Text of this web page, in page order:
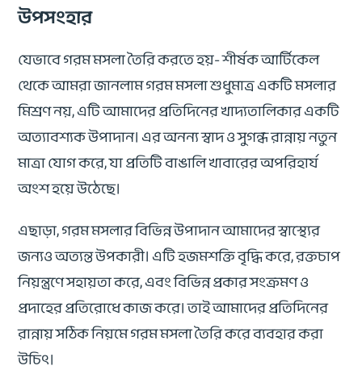
উপসংহার
যেভাবে গরম মসলা তৈরি করতে হয়- শীর্ষক আর্টিকেল
থেকে আমরা জানলাম গরম মসলা শুধুমাত্র একটি মসলার
মিশ্রণ নয়, এটি আমাদের প্রতিদিনের খাদ্যতালিকার একটি
অত্যাবশ্যক উপাদান। এর অনন্য স্বাদ ও সুগন্ধ রান্নায় নতুন
মাত্রা যোগ করে, যা প্রতিটি বাঙালি খাবারের অপরিহার্য
অংশ হয়ে উঠেছে।
এছাড়া, গরম মসলার বিভিন্ন উপাদান আমাদের স্বাস্থ্যের
জন্যও অত্যন্ত উপকারী। এটি হজমশক্তি বৃদ্ধি করে, রক্তচাপ
নিয়ন্ত্রণে সহায়তা করে, এবং বিভিন্ন প্রকার সংক্রমণ ও
প্রদাহের প্রতিরোধে কাজ করে। তাই আমাদের প্রতিদিনের
রান্নায় সঠিক নিয়মে গরম মসলা তৈরি করে ব্যবহার করা
উচিৎ।